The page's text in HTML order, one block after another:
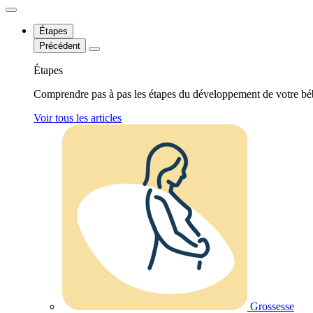
Étapes
Précédent
Étapes
Comprendre pas à pas les étapes du développement de votre
Voir tous les articles
Grossesse